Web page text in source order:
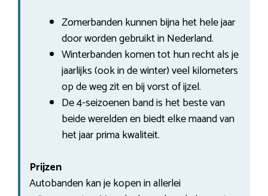
Zomerbanden kunnen bijna het hele jaar
door worden gebruikt in Nederland.
Winterbanden komen tot hun recht als je
jaarlijks (ook in de winter) veel kilometers
op de weg zit en bij vorst of ijzel.
De 4-seizoenen band is het beste van
beide werelden en biedt elke maand van
het jaar prima kwaliteit.
Prijzen
Autobanden kan je kopen in allerlei